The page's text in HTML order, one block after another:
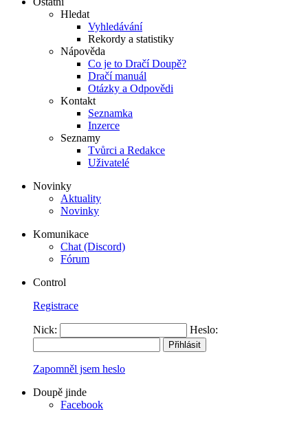
Hledat
Vyhledávání
Rekordy a statistiky
Nápověda
Co je to Dračí Doupě?
Dračí manuál
Otázky a Odpovědi
Kontakt
Seznamka
Inzerce
Seznamy
Tvůrci a Redakce
Uživatelé
Novinky
Aktuality
Novinky
Komunikace
Chat (Discord)
Fórum
Control
Registrace
Nick: Heslo:
Zapomněl jsem heslo
Doupě jinde
Facebook